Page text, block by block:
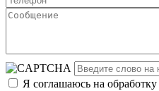
Я соглашаюсь на обработку